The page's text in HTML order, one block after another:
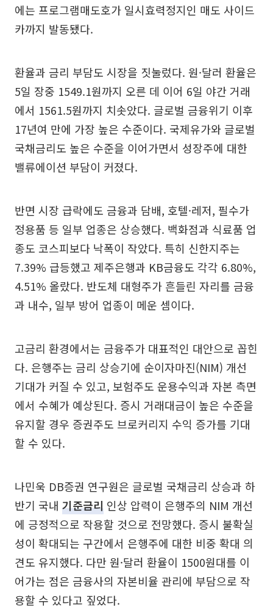
에는 프로그램매도호가 일시효력정지인 매도 사이드
카까지 발동됐다.
환율과 금리 부담도 시장을 짓눌렀다. 원·달러 환율은
5일 장중 1549.1원까지 오른 데 이어 6일 야간 거래
에서 1561.5원까지 치솟았다. 글로벌 금융위기 이후
17년여 만에 가장 높은 수준이다. 국제유가와 글로벌
국채금리도 높은 수준을 이어가면서 성장주에 대한
밸류에이션 부담이 커졌다.
반면 시장 급락에도 금융과 담배, 호텔·레저, 필수가
정용품 등 일부 업종은 상승했다. 백화점과 식료품 업
종도 코스피보다 낙폭이 작았다. 특히 신한지주는
7.39% 급등했고 제주은행과 KB금융도 각각 6.80%,
4.51% 올랐다. 반도체 대형주가 흔들린 자리를 금융
과 내수, 일부 방어 업종이 메운 셈이다.
고금리 환경에서는 금융주가 대표적인 대안으로 꼽힌
다. 은행주는 금리 상승기에 순이자마진(NIM) 개선
기대가 커질 수 있고, 보험주도 운용수익과 자본 측면
에서 수혜가 예상된다. 증시 거래대금이 높은 수준을
유지할 경우 증권주도 브로커리지 수익 증가를 기대
할 수 있다.
나민욱 DB증권 연구원은 글로벌 국채금리 상승과 하
반기 국내 기준금리 인상 압력이 은행주의 NIM 개선
에 긍정적으로 작용할 것으로 전망했다. 증시 불확실
성이 확대되는 구간에서 은행주에 대한 비중 확대 의
견도 유지했다. 다만 원·달러 환율이 1500원대를 이
어가는 점은 금융사의 자본비율 관리에 부담으로 작
용할 수 있다고 짚었다.